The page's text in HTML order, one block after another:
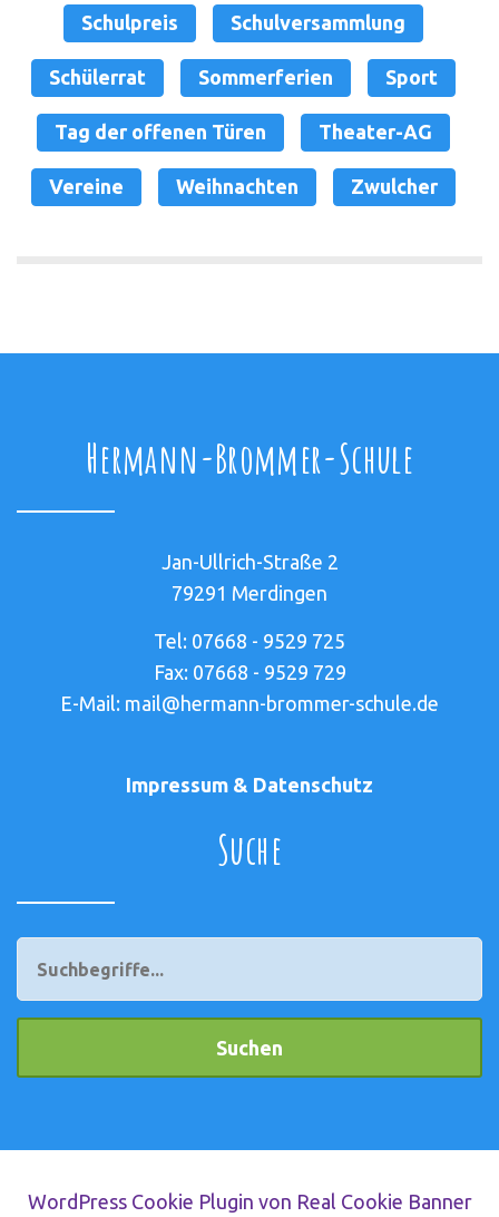
Schulpreis Schulversammlung
Schülerrat Sommerferien Sport
Tag der offenen Türen Theater-AG
Vereine Weihnachten Zwulcher
Hermann-Brommer-Schule
Jan-Ullrich-Straße 2
79291 Merdingen
Tel: 07668 - 9529 725
Fax: 07668 - 9529 729
E-Mail: mail@hermann-brommer-schule.de
Impressum & Datenschutz
Suche
WordPress Cookie Plugin von Real Cookie Banner